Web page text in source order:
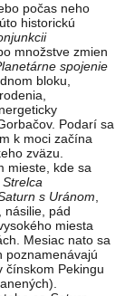
počas neho
historickú
množstve zmien
spojenie
bloku,
Podarí sa
k moci začína
zväzu.
mieste, kde sa
Strelca
s Uránom
násilie, pád
miesta
Mesiac nato sa
poznamenávajú
čínskom Pekingu